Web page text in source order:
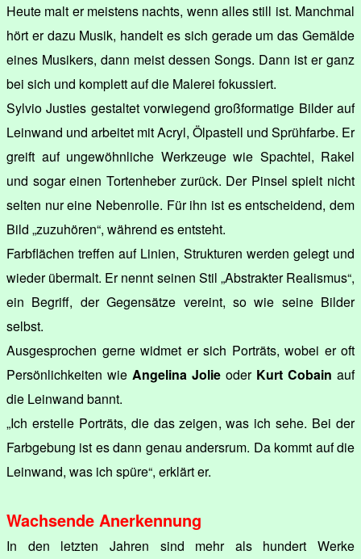
Heute malt er meistens nachts, wenn alles still ist. Manchmal
hört er dazu Musik, handelt es sich gerade um das Gemälde
eines Musikers, dann meist dessen Songs. Dann ist er ganz
bei sich und komplett auf die Malerei fokussiert.
Sylvio Justies gestaltet vorwiegend großformatige Bilder auf
Leinwand und arbeitet mit Acryl, Ölpastell und Sprühfarbe. Er
greift auf ungewöhnliche Werkzeuge wie Spachtel, Rakel
und sogar einen Tortenheber zurück. Der Pinsel spielt nicht
selten nur eine Nebenrolle. Für ihn ist es entscheidend, dem
Bild „zuzuhören“, während es entsteht.
Farbflächen treffen auf Linien, Strukturen werden gelegt und
wieder übermalt. Er nennt seinen Stil „Abstrakter Realismus“,
ein Begriff, der Gegensätze vereint, so wie seine Bilder
selbst.
Ausgesprochen gerne widmet er sich Porträts, wobei er oft
Persönlichkeiten wie Angelina Jolie oder Kurt Cobain auf
die Leinwand bannt.
„Ich erstelle Porträts, die das zeigen, was ich sehe. Bei der
Farbgebung ist es dann genau andersrum. Da kommt auf die
Leinwand, was ich spüre“, erklärt er.
Wachsende Anerkennung
In den letzten Jahren sind mehr als hundert Werke